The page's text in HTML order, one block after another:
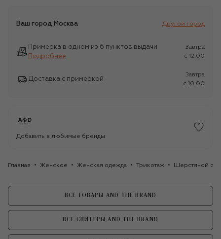
Ваш город Москва Другой город
Примерка в одном из 6 пунктов выдачи
Подробнее
Завтра
c 12:00
Доставка с примеркой
Завтра
c 10:00
Добавить в любимые бренды
Главная Женское Женская одежда Трикотаж Шерстяной
ВСЕ ТОВАРЫ AND THE BRAND
ВСЕ СВИТЕРЫ AND THE BRAND